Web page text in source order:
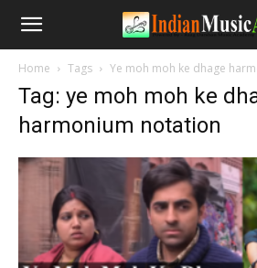
Home Tags Ye moh moh ke dhage
Tag: ye moh moh ke
harmonium notation